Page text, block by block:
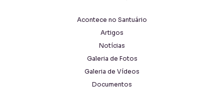
Acontece no Santuário
Artigos
Notícias
Galeria de Fotos
Galeria de Vídeos
Documentos